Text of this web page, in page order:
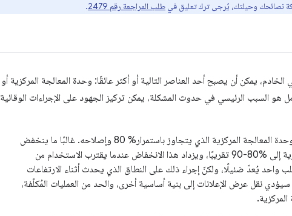
نصائحك وحيلتك، يُرجى ترك تعليق في طلب المراجعة رقم 2479 .
يمكن أن يصبح أحد العناصر التالية أو أكثر عائقًا: وحدة المعالجة المركزية أو
هو السبب الرئيسي في حدوث المشكلة، يمكن تركيز الجهود على الإجراءات الوقائية
وحدة المعالجة المركزية: يجب التحقيق في استخدام وحدة المعالجة المركزية الذي يتجاوز باستمرار% 80 وإصلاحه. غالبًا ما ينخفض
أداء الخادم عندما يصل استخدام وحدة المعالجة المركزية إلى %80-90 تقريبًا، ويزداد هذا الانخفاض عندما يقترب الاستخدام من
واحد يُعدّ ضئيلًا، ولكنّ إجراء ذلك على النطاق الذي يحدث أثناء الارتفاعات
نقل عرض الإعلانات إلى بنية أساسية أخرى، والحد من العمليات المُكلّفة،